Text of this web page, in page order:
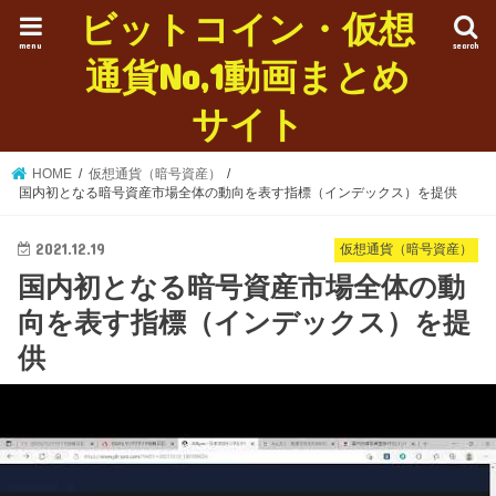
ビットコイン・仮想
通貨No,1動画まとめ
サイト
search
menu
HOME
仮想通貨（暗号資産）
国内初となる暗号資産市場全体の動向を表す指標（インデックス）を提供
仮想通貨（暗号資産）
2021.12.19
国内初となる暗号資産市場全体の動
向を表す指標（インデックス）を提
供